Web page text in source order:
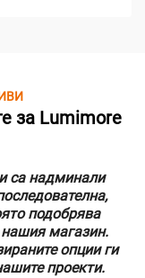
за Lumimore
са надминали
подобрява
нашия магазин.
опции ги
проекти.